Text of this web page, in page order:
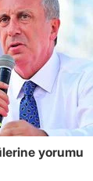
yorumu